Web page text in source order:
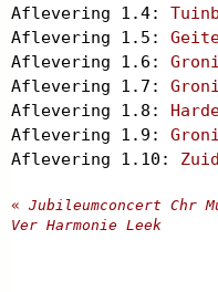
Aflevering 1.4:
Aflevering 1.5:
Aflevering 1.6:
Aflevering 1.7:
Aflevering 1.8:
Aflevering 1.9:
Aflevering 1.10:
« Jubileumconcert Chr
Ver Harmonie Leek